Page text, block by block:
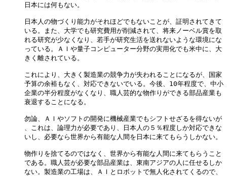
日本には何もない。
日本人の物づくり能力がそれほどでもないことが、証明されてきて
いる。また、大学でも研究費用が削減されて、将来ノーベル賞を取
れる研究が少なくなり、若手が研究生活を送れないような環境にな
っている。ＡＩや量子コンピューター分野の実用化でも米中に、大
きく離されている。
これにより、大きく製造業の競争力が失われることになるが、国家
予算の余裕もなく、対応できないでいる。今後、10年程度で、中小
企業の半分程度がなくなり、職人芸的な物作りができる部品産業も
衰退することになる。
勿論、ＡＩやソフトの開発に機械産業でもシフトせざるを得ないが
、これは、論理力が必要であり、日本人の５％程度しか対応できな
いし、必要なら世界から有能な人間を日本に来てもらうしかない。
物作りを捨てるのではなく、世界から有能な人間に来てもらうこと
である。職人芸が必要な部品産業は、東南アジアの人に任せるしか
ない。製造業の工場は、ＡＩとロボットで無人化されてくるので、